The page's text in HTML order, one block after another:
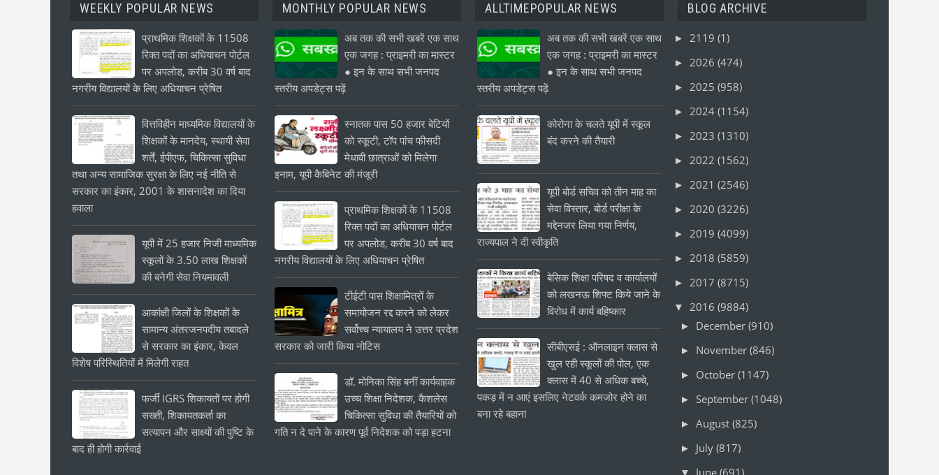
WEEKLY POPULAR NEWS
प्राथमिक शिक्षकों के 11508
रिक्त पदों का अधियाचन पोर्टल
पर अपलोड, करीब 30 वर्ष बाद
नगरीय विद्यालयों के लिए अधियाचन प्रेषित
वित्तविहीन माध्यमिक विद्यालयों के
शिक्षकों के मानदेय, स्थायी सेवा
शर्तें, ईपीएफ, चिकित्सा सुविधा
तथा अन्य सामाजिक सुरक्षा के लिए नई नीति से
सरकार का इंकार, 2001 के शासनादेश का दिया
हवाला
यूपी में 25 हजार निजी माध्यमिक
स्कूलों के 3.50 लाख शिक्षकों
की बनेगी सेवा नियमावली
आकांक्षी जिलों के शिक्षकों के
सामान्य अंतरजनपदीय तबादले
से सरकार का इंकार, केवल
विशेष परिस्थितियों में मिलेगी राहत
फर्जी IGRS शिकायतों पर होगी
सख्ती, शिकायतकर्ता का
सत्यापन और साक्ष्यों की पुष्टि के
बाद ही होगी कार्रवाई
MONTHLY POPULAR NEWS
अब तक की सभी खबरें एक साथ
एक जगह : प्राइमरी का मास्टर
● इन के साथ सभी जनपद
स्तरीय अपडेट्स पढ़ें
स्नातक पास 50 हजार बेटियों
को स्कूटी, टॉप पांच फीसदी
मेधावी छात्राओं को मिलेगा
इनाम, यूपी कैबिनेट की मंजूरी
प्राथमिक शिक्षकों के 11508
रिक्त पदों का अधियाचन पोर्टल
पर अपलोड, करीब 30 वर्ष बाद
नगरीय विद्यालयों के लिए अधियाचन प्रेषित
टीईटी पास शिक्षामित्रों के
समायोजन रद्द करने को लेकर
सर्वोच्च न्यायालय ने उत्तर प्रदेश
सरकार को जारी किया नोटिस
डॉ. मोनिका सिंह बनीं कार्यवाहक
उच्च शिक्षा निदेशक, कैशलेस
चिकित्सा सुविधा की तैयारियों को
गति न दे पाने के कारण पूर्व निदेशक को पड़ा हटना
ALLTIMEPOPULAR NEWS
अब तक की सभी खबरें एक साथ
एक जगह : प्राइमरी का मास्टर
● इन के साथ सभी जनपद
स्तरीय अपडेट्स पढ़ें
कोरोना के चलते यूपी में स्कूल
बंद करने की तैयारी
यूपी बोर्ड सचिव को तीन माह का
सेवा विस्तार, बोर्ड परीक्षा के
मद्देनजर लिया गया निर्णय,
राज्यपाल ने दी स्वीकृति
बेसिक शिक्षा परिषद व कार्यालयों
को लखनऊ शिफ्ट किये जाने के
विरोध में कार्य बहिष्कार
सीबीएसई : ऑनलाइन क्लास से
खुल रही स्कूलों की पोल, एक
क्लास में 40 से अधिक बच्चे,
पकड़ में न आएं इसलिए नेटवर्क कमजोर होने का
बना रहे बहाना
BLOG ARCHIVE
► 2119(1)
► 2026(474)
► 2025(958)
► 2024(1154)
► 2023(1310)
► 2022(1562)
► 2021(2546)
► 2020(3226)
► 2019(4099)
► 2018(5859)
► 2017(8715)
▼ 2016(9884)
► December(910)
► November(846)
► October(1147)
► September(1048)
►August(825)
► July(817)
▼ June(691)